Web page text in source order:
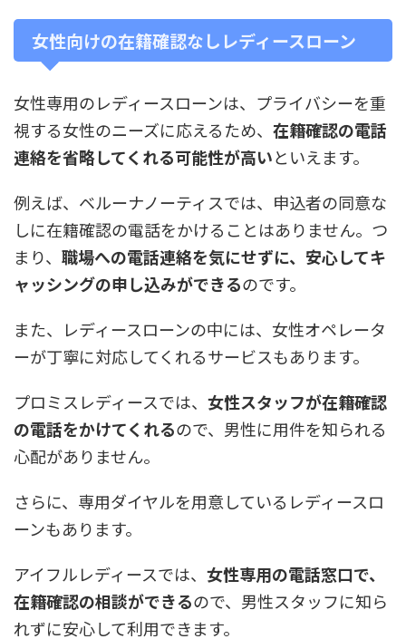
女性向けの在籍確認なしレディースローン
女性専用のレディースローンは、プライバシーを重
視する女性のニーズに応えるため、 在籍確認の電話
連絡を省略してくれる可能性が高いといえます。
例えば、ベルーナノーティスでは、申込者の同意な
しに在籍確認の電話をかけることはありません。つ
まり、 職場への電話連絡を気にせずに、安心してキ
ャッシングの申し込みができるのです。
また、レディースローンの中には、女性オペレータ
ーが丁寧に対応してくれるサービスもあります。
プロミスレディースでは、 女性スタッフが在籍確認
の電話をかけてくれるので、男性に用件を知られる
心配がありません。
さらに、専用ダイヤルを用意しているレディースロ
ーンもあります。
アイフルレディースでは、 女性専用の電話窓口で、
在籍確認の相談ができるので、男性スタッフに知ら
れずに安心して利用できます。